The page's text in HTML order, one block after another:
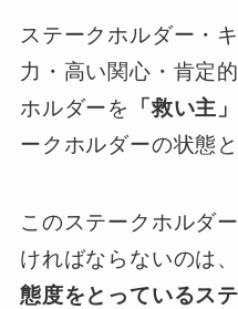
ステークホルダー・
力・高い関心・肯定
ホルダーを
「救い主」
ークホルダーの状態
このステークホルダ
ければならないのは、
態度をとっているス